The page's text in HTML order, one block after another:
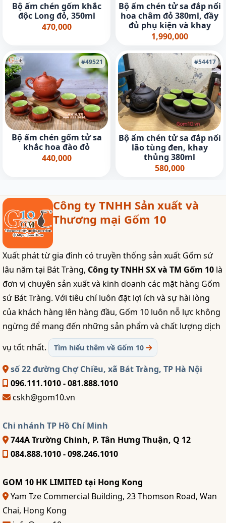
Bộ ấm chén gốm khắc
độc Long đỏ, 350ml
470,000
Bộ ấm chén tử sa đắp nổi
hoa châm đỏ 380ml, đầy
đủ phụ kiện và khay
1,990,000
#49521
Bộ ấm chén gốm tử sa
khắc hoa đào đỏ
440,000
#54417
Bộ ấm chén tử sa đắp nổi
lão tùng đen, khay
thủng 380ml
580,000
Công ty TNHH Sản xuất và
Thương mại Gốm 10
Xuất phát từ gia đình có truyền thống sản xuất Gốm sứ
lâu năm tại Bát Tràng, Công ty TNHH SX và TM Gốm 10 là
đơn vị chuyên sản xuất và kinh doanh các mặt hàng Gốm
sứ Bát Tràng. Với tiêu chí luôn đặt lợi ích và sự hài lòng
của khách hàng lên hàng đầu, Gốm 10 luôn nỗ lực không
ngừng để mang đến những sản phẩm và chất lượng dịch
vụ tốt nhất.
Tìm hiểu thêm về Gốm 10
số 22 đường Chợ Chiều, xã Bát Tràng, TP Hà Nội
096.111.1010 - 081.888.1010
cskh@gom10.vn
Chi nhánh TP Hồ Chí Minh
744A Trường Chinh, P. Tân Hưng Thuận, Q 12
084.888.1010 - 098.246.1010
GOM 10 HK LIMITED tại Hong Kong
Yam Tze Commercial Building, 23 Thomson Road, Wan
Chai, Hong Kong